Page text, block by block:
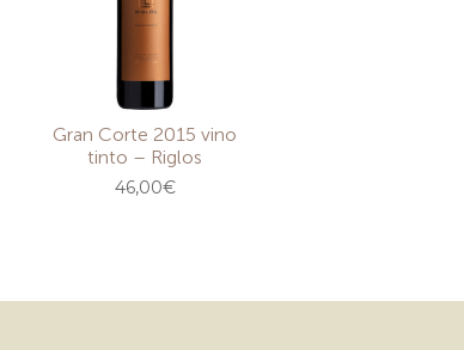
Gran Corte 2015 vino
tinto – Riglos
46,00€